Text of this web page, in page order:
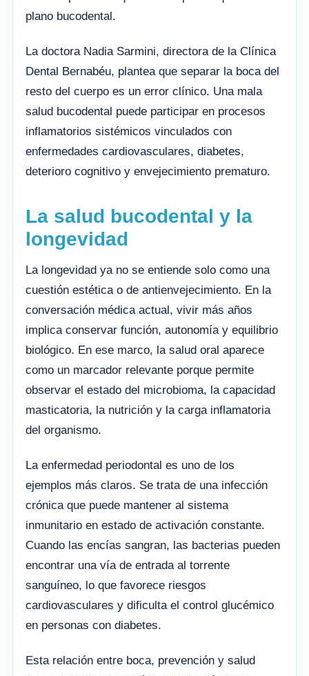
plano bucodental.
La doctora Nadia Sarmini, directora de la Clínica
Dental Bernabéu, plantea que separar la boca del
resto del cuerpo es un error clínico. Una mala
salud bucodental puede participar en procesos
inflamatorios sistémicos vinculados con
enfermedades cardiovasculares, diabetes,
deterioro cognitivo y envejecimiento prematuro.
La salud bucodental y la
longevidad
La longevidad ya no se entiende solo como una
cuestión estética o de antienvejecimiento. En la
conversación médica actual, vivir más años
implica conservar función, autonomía y equilibrio
biológico. En ese marco, la salud oral aparece
como un marcador relevante porque permite
observar el estado del microbioma, la capacidad
masticatoria, la nutrición y la carga inflamatoria
del organismo.
La enfermedad periodontal es uno de los
ejemplos más claros. Se trata de una infección
crónica que puede mantener al sistema
inmunitario en estado de activación constante.
Cuando las encías sangran, las bacterias pueden
encontrar una vía de entrada al torrente
sanguíneo, lo que favorece riesgos
cardiovasculares y dificulta el control glucémico
en personas con diabetes.
Esta relación entre boca, prevención y salud